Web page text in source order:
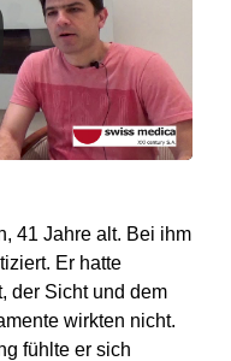
41 Jahre alt. Bei ihm
Er hatte
der Sicht und dem
wirkten nicht.
fühlte er sich